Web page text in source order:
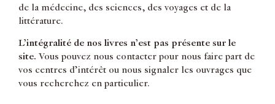
de la médecine, des sciences, des voyages et de la
littérature.
L’intégralité de nos livres n’est pas présente sur le
site. Vous pouvez nous contacter pour nous faire part de
vos centres d’intérêt ou nous signaler les ouvrages que
vous recherchez en particulier.